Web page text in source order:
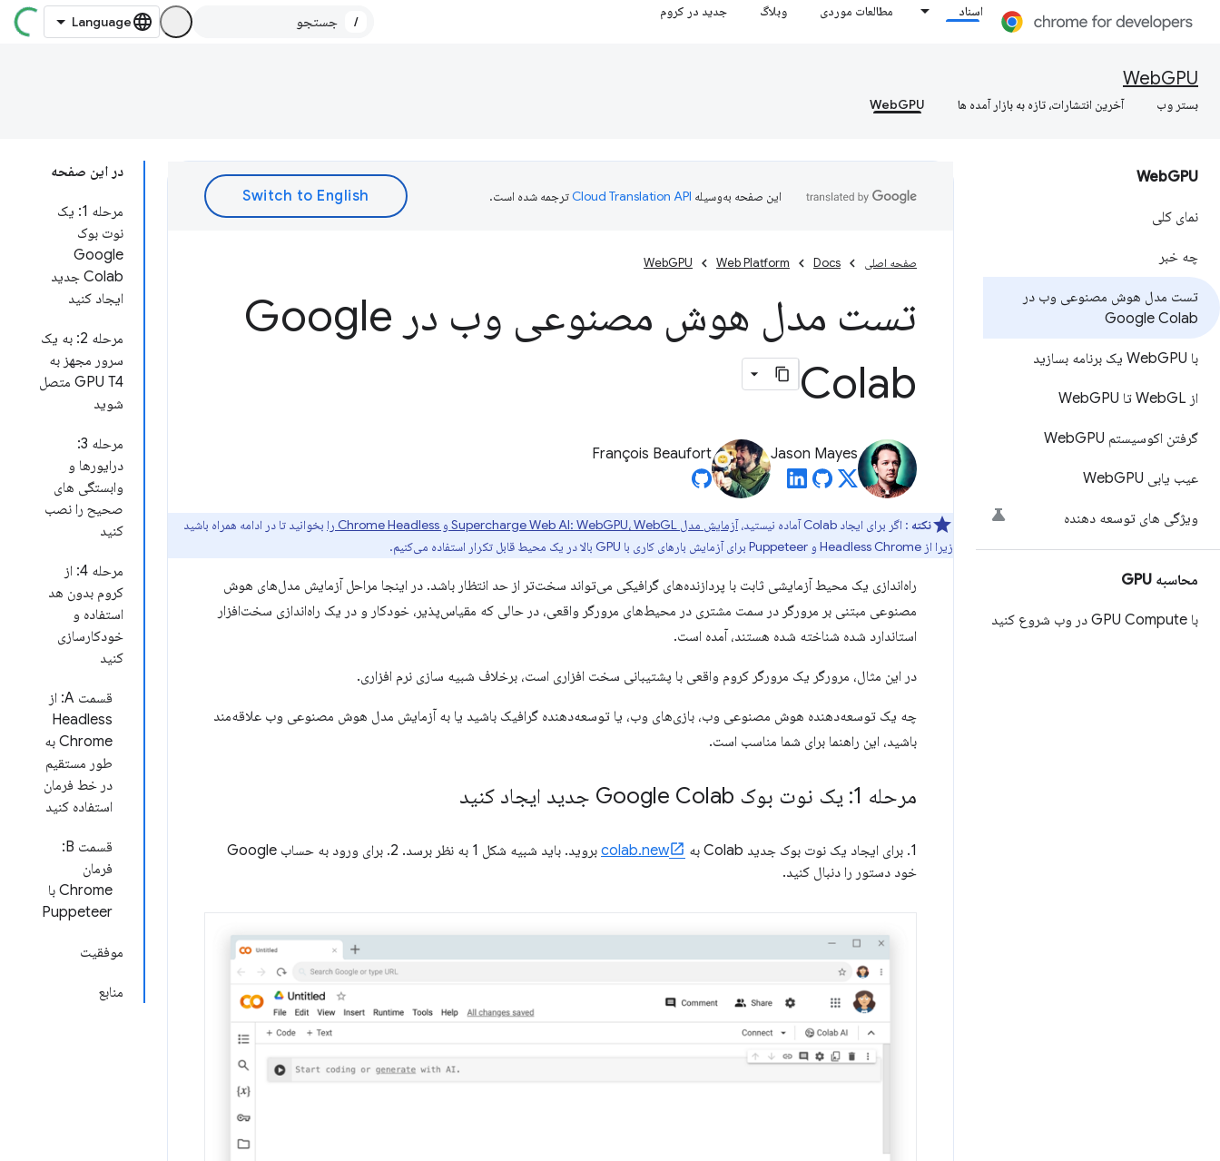
اسناد مطالعات موردی وبلاگ جدید در کروم
/
WebGPU
بستر وب آخرین انتشارات، تازه به بازار آمده ها WebGPU
WebGPU
نمای کلی
چه خبر
تست مدل هوش مصنوعی وب در
Google Colab
با Web GPU یک برنامه بسازید
از Web GL تا Web GPU
گرفتن اکوسیستم Web GPU
عیب یابی Web GPU
ویژگی های توسعه دهنده
محاسبه GPU
با GPU Compute در وب شروع کنید
در این صفحه
مرحله 1: یک
نوت بوک
Google
Colab جدید
ایجاد کنید
مرحله 2: به یک
سرور مجهز به
GPU T4 متصل
شوید
مرحله 3:
درایورها و
وابستگی های
صحیح را نصب
کنید
مرحله 4: از
کروم بدون هد
استفاده و
خودکارسازی
کنید
قسمت A: از
Headless
Chrome به
طور مستقیم
در خط فرمان
استفاده کنید
قسمت B:
فرمان
Chrome با
Puppeteer
موفقیت
منابع
این صفحه به‌وسیله ترجمه شده است.
صفحه اصلی Docs
Web Platform
WebGPU
تست مدل هوش مصنوعی وب در Google
Colab
Jason Mayes
François Beaufort
نکته : اگر برای ایجاد Colab آماده نیستید، آزمایش مدل Supercharge Web AI: WebGPU، WebGL و Chrome Headless را
بخوانید تا در ادامه همراه باشید
زیرا از Headless Chrome و Puppeteer برای آزمایش بارهای کاری با GPU بالا در یک محیط قابل تکرار استفاده می‌کنیم.
راه‌اندازی یک محیط آزمایشی ثابت با پردازنده‌های گرافیکی می‌تواند سخت‌تر از حد انتظار باشد. در اینجا مراحل آزمایش مدل‌های هوش
مصنوعی مبتنی بر مرورگر در سمت مشتری در محیط‌های مرورگر واقعی، در حالی که مقیاس‌پذیر، خودکار و در یک راه‌اندازی سخت‌افزار
استاندارد شده شناخته شده هستند، آمده است.
در این مثال، مرورگر یک مرورگر کروم واقعی با پشتیبانی سخت افزاری است، برخلاف شبیه سازی نرم افزاری.
چه یک توسعه‌دهنده هوش مصنوعی وب، بازی‌های وب، یا توسعه‌دهنده گرافیک باشید یا به آزمایش مدل هوش مصنوعی وب علاقه‌مند
باشید، این راهنما برای شما مناسب است.
مرحله 1: یک نوت بوک Google Colab جدید ایجاد کنید
1. برای ایجاد یک نوت بوک جدید Colab به colab.new
بروید. باید شبیه شکل 1 به نظر برسد. 2. برای ورود به حساب Google
خود دستور را دنبال کنید.